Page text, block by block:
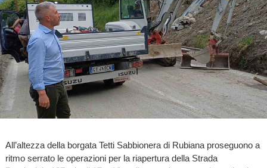
All’altezza della borgata Tetti Sabbionera di Rubiana proseguono a
ritmo serrato le operazioni per la riapertura della Strada